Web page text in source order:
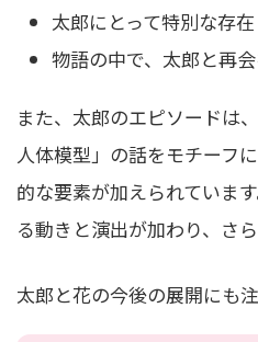
太郎にとって特別な存在
物語の中で、太郎と再
また、太郎のエピソードは
人体模型」の話をモチーフ
的な要素が加えられていま
る動きと演出が加わり、さ
太郎と花の今後の展開にも